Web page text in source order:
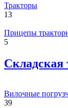
Тракторы
13
Прицепы
5
Складская
Вилочные
39